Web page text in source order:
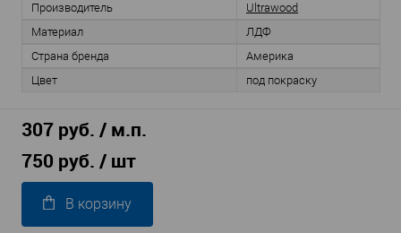
Производитель
Ultrawood
Материал
ЛДФ
Страна бренда
Америка
Цвет
под покраску
307 руб. / м.п.
750 руб. / шт
В корзину